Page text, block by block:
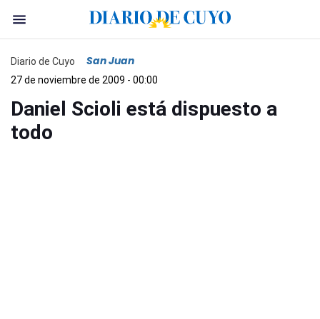
Diario de Cuyo San Juan
27 de noviembre de 2009 - 00:00
Daniel Scioli está dispuesto a
todo